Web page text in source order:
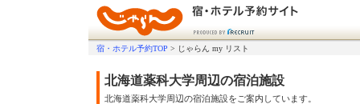
宿・ホテル予約TOP > じゃらん my リスト
北海道薬科大学周辺の宿泊施設
北海道薬科大学周辺の宿泊施設をご案内しています。